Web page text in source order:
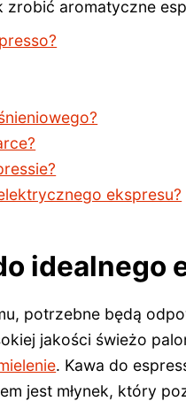
aromatyczne
ekspresu?
idealnego
potrzebne będą
jakości świeżo
. Kawa do
jest młynek, który